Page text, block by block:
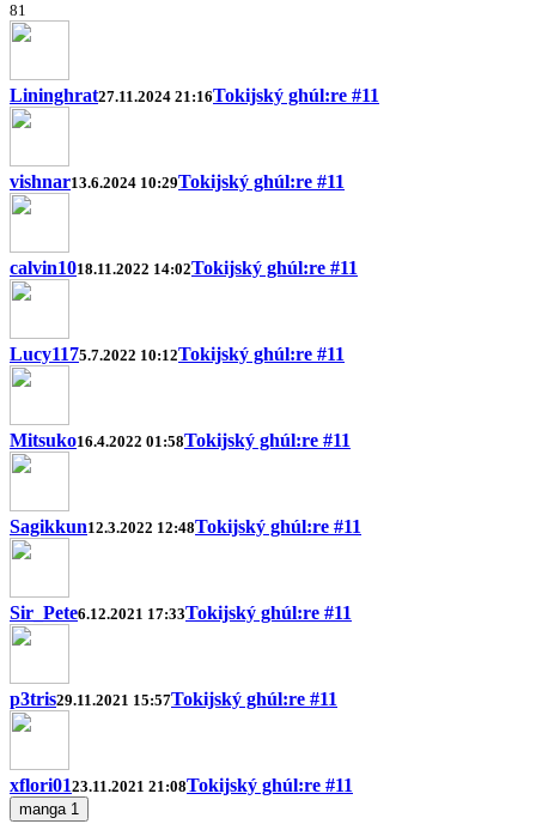
81
Lininghrat27.11.2024 21:16Tokijský ghúl:re #11
vishnar13.6.2024 10:29Tokijský ghúl:re #11
calvin1018.11.2022 14:02Tokijský ghúl:re #11
Lucy1175.7.2022 10:12Tokijský ghúl:re #11
Mitsuko16.4.2022 01:58Tokijský ghúl:re #11
Sagikkun12.3.2022 12:48Tokijský ghúl:re #11
Sir_Pete6.12.2021 17:33Tokijský ghúl:re #11
p3tris29.11.2021 15:57Tokijský ghúl:re #11
xflori0123.11.2021 21:08Tokijský ghúl:re #11
manga 1